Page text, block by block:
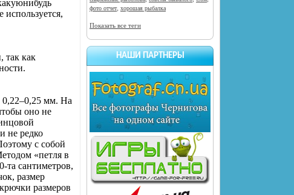
фото отчет, хорошая рыбалка
Показать все теги
НАШИ ПАРТНЕРЫ
так как
0,22–0,25 мм. На
оно не
не редко
с собой
«петля в
та сантиметров,
размер
размеров